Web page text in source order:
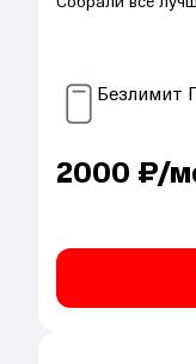
Безлимит
2000 ₽/